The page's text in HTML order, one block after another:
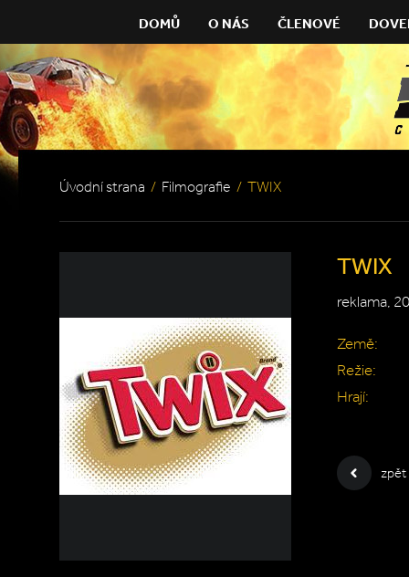
DOMŮ O NÁS ČLENOVÉ
Úvodní strana / Filmografie / TWIX
TWIX
reklama,
Země:
Režie:
Hrají:
zpět